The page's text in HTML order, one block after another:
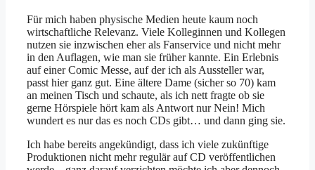
Für mich haben physische Medien heute kaum noch
wirtschaftliche Relevanz. Viele Kolleginnen und Kollegen
nutzen sie inzwischen eher als Fanservice und nicht mehr
in den Auflagen, wie man sie früher kannte. Ein Erlebnis
auf einer Comic Messe, auf der ich als Aussteller war,
passt hier ganz gut. Eine ältere Dame (sicher so 70) kam
an meinen Tisch und schaute, als ich nett fragte ob sie
gerne Hörspiele hört kam als Antwort nur Nein! Mich
wundert es nur das es noch CDs gibt… und dann ging sie.
Ich habe bereits angekündigt, dass ich viele zukünftige
Produktionen nicht mehr regulär auf CD veröffentlichen